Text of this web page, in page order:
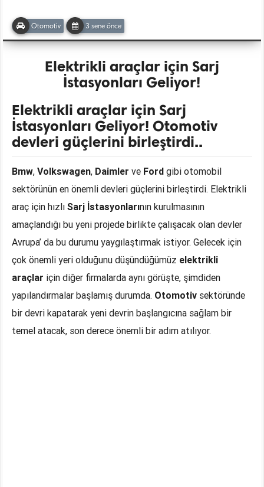
Otomotiv 3 sene önce
Elektrikli araçlar için Sarj
İstasyonları Geliyor!
Elektrikli araçlar için Sarj
İstasyonları Geliyor! Otomotiv
devleri güçlerini birleştirdi..
Bmw,Volkswagen, Daimler ve Ford gibi otomobil
sektörünün en önemli devleri güçlerini birleştirdi. Elektrikli
araç için hızlıSarj İstasyonlarının kurulmasının
amaçlandığı bu yeni projede birlikte çalışacak olan devler
Avrupa’ da bu durumu yaygılaştırmak istiyor. Gelecek için
çok önemli yeri olduğunu düşündüğümüz elektrikli
araçlar için diğer firmalarda aynı görüşte, şimdiden
yapılandırmalar başlamış durumda. Otomotiv sektöründe
bir devri kapatarak yeni devrin başlangıcına sağlam bir
temel atacak, son derece önemli bir adım atılıyor.